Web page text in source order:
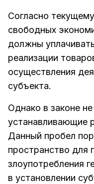
Согласно
свободных
должны
реализации
осуществления
субъекта.
Однако в законе
устанавливающие
Данный пробел
пространство для
злоупотребления
в установлении